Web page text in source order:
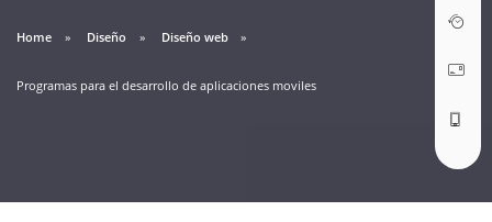
Home Diseño Diseño web
Programas para el desarrollo de aplicaciones moviles